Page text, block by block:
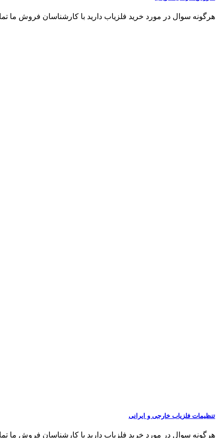
هرگونه سوال در مورد خرید فلزیاب دارید با کارشناسان فروش ما تماس
تنظیمات فلزیاب خارجی و ایرانی
هرگونه سوال در مورد خرید فلزیاب دارید با کارشناسان فروش ما تماس